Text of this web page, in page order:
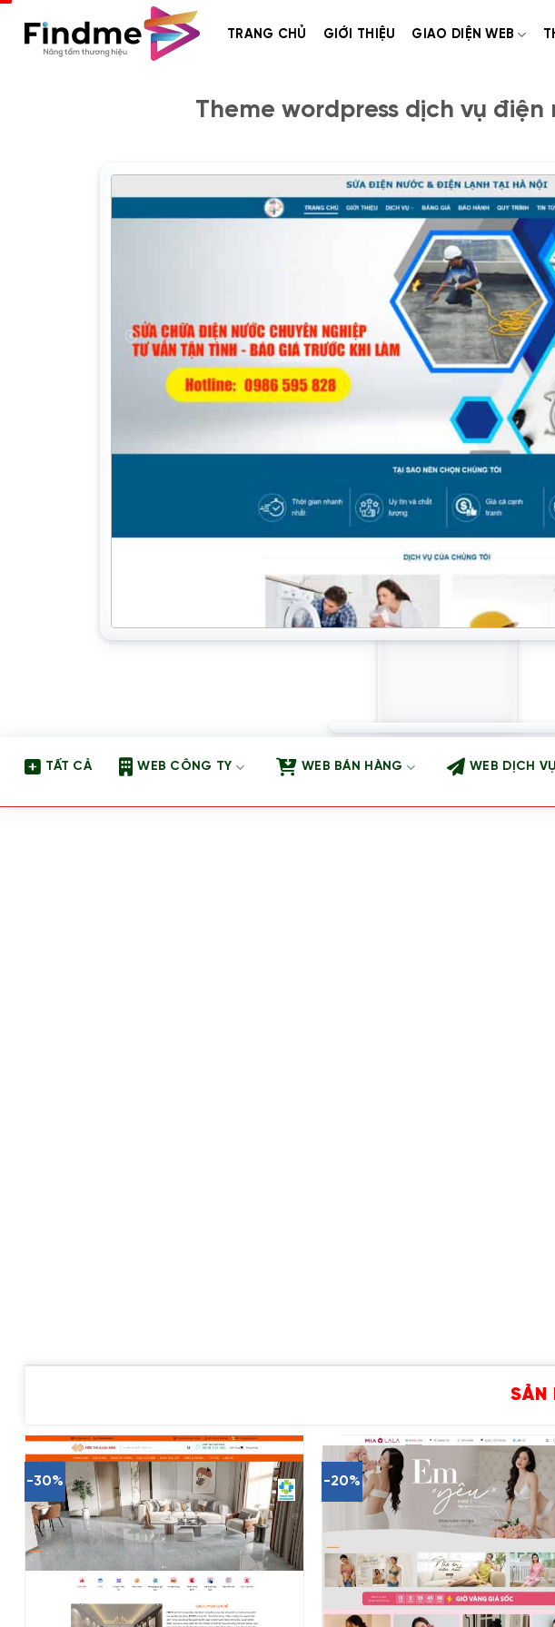
TRANG CHỦ GIỚI THIỆU GIAO DIỆN WEB
Theme wordpress dịch vụ điện
TẤT CẢ WEB CÔNG TY WEB BÁN HÀNG WEB DỊCH VỤ
SẢN
-30% -20%